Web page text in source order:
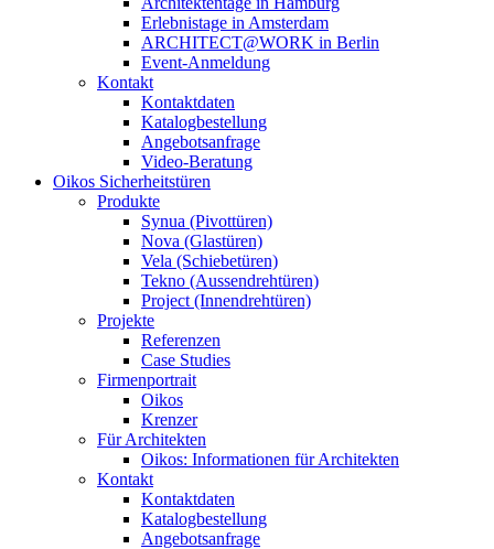
Erlebnistage in Amsterdam
ARCHITECT@WORK in Berlin
Event-Anmeldung
Kontakt
Kontaktdaten
Katalogbestellung
Angebotsanfrage
Video-Beratung
Oikos Sicherheitstüren
Produkte
Synua (Pivottüren)
Nova (Glastüren)
Vela (Schiebetüren)
Tekno (Aussendrehtüren)
Project (Innendrehtüren)
Projekte
Referenzen
Case Studies
Firmenportrait
Oikos
Krenzer
Für Architekten
Oikos: Informationen für Architekten
Kontakt
Kontaktdaten
Katalogbestellung
Angebotsanfrage